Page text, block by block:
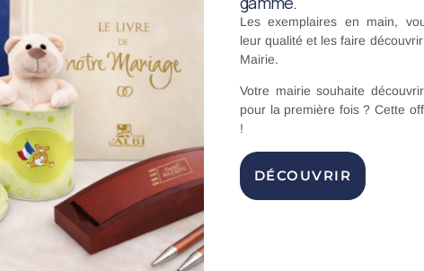
le logo ou le nom de votre collectivité sur lesstylos
municipaux , cette parure valorise une démarche à la
Les exemplaires en main,
leur qualité et les faire
Mairie.
Votre mairie souhaite
pour la première fois ? Cette
!
DÉCOUVRIR